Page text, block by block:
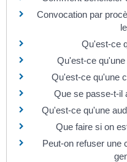
Convocation par
Qu'est-ce
Qu'est-ce
Qu'est-ce qu'une
Que se passe-t-il
Qu'est-ce qu'une
Que faire si on
Peut-on refuser une